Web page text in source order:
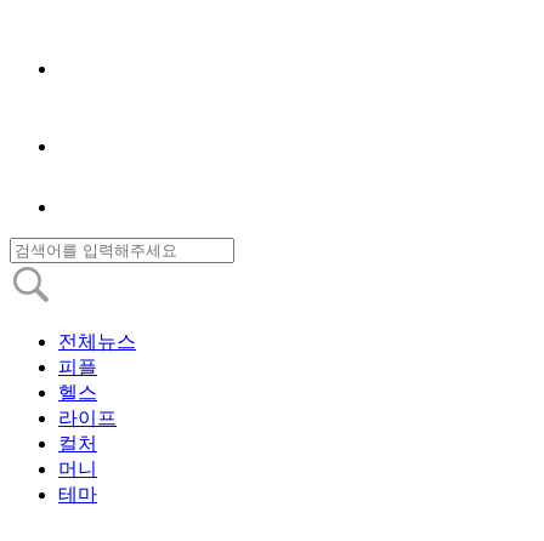
전체뉴스
피플
헬스
라이프
컬처
머니
테마